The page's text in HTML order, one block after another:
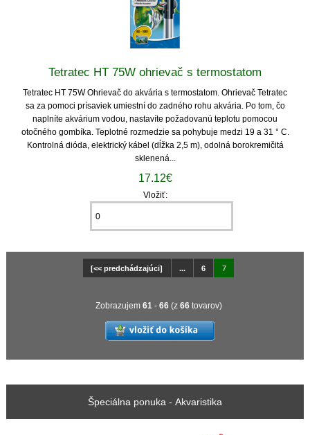
Tetratec HT 75W ohrievač s termostatom
Tetratec HT 75W Ohrievač do akvária s termostatom. Ohrievač Tetratec
sa za pomoci prísaviek umiestní do zadného rohu akvária. Po tom, čo
naplníte akvárium vodou, nastavíte požadovanú teplotu pomocou
otočného gombíka. Teplotné rozmedzie sa pohybuje medzi 19 a 31 ° C.
Kontrolná dióda, elektrický kábel (dĺžka 2,5 m), odolná borokremičitá
sklenená...
17.12€
Vložiť:
[<< predchádzajúci] ... 6 7
Zobrazujem 61 - 66(z 66tovarov)
Špeciálna ponuka - Akvaristika